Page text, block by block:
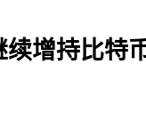
增持比特